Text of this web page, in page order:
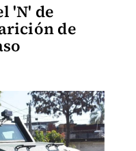
'N' de
de